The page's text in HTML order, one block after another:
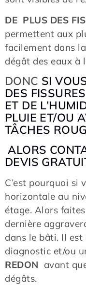
DE PLUS DES
permettent aux
facilement dans
dégât des eaux à
DONC SI
DES
ET DE
PLUIE ET/OU
TÂCHES
ALORS
DEVIS
C’est pourquoi si
horizontale au
étage. Alors
dernière
dans le bâti. Il est
diagnostic et/ou
REDON avant
dégâts.